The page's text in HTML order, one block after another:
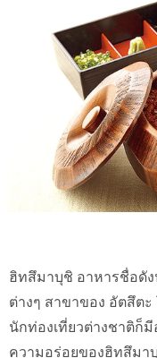
ฮิทสึมาบุชิ อาหารชื่อดัง
ต่างๆ สาขาของ อัตสึต
นักท่องเที่ยวต่างชาติก็
ความอร่อยของฮิทสึมา